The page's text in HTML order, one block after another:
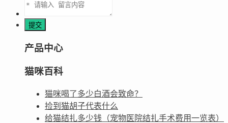
产品中心
猫咪百科
猫咪喝了多少白酒会致命？
捡到猫胡子代表什么
给猫结扎多少钱（宠物医院结扎手术费用一览表）